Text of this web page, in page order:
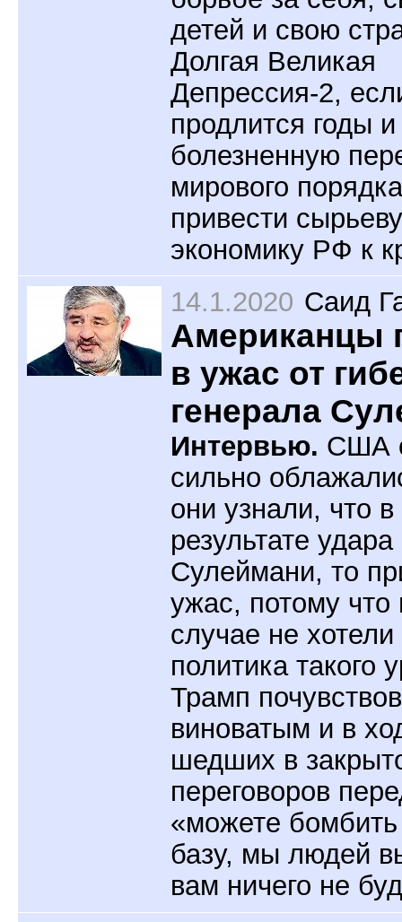
детей и свою
Долгая Великая
Депрессия-2,
продлится годы
болезненную
мирового
привести
экономику РФ к
14.1.2020 Саид
Американцы
в ужас от
генерала
Интервью. США
сильно
они узнали, что в
результате удара
Сулеймани, то
ужас, потому что
случае не хотели
политика такого
Трамп
виноватым и в
шедших в
переговоров
«можете
базу, мы людей
вам ничего не